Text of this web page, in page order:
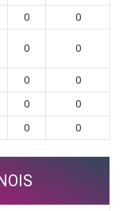
0
0
0 0
0
0
0
0
0 0